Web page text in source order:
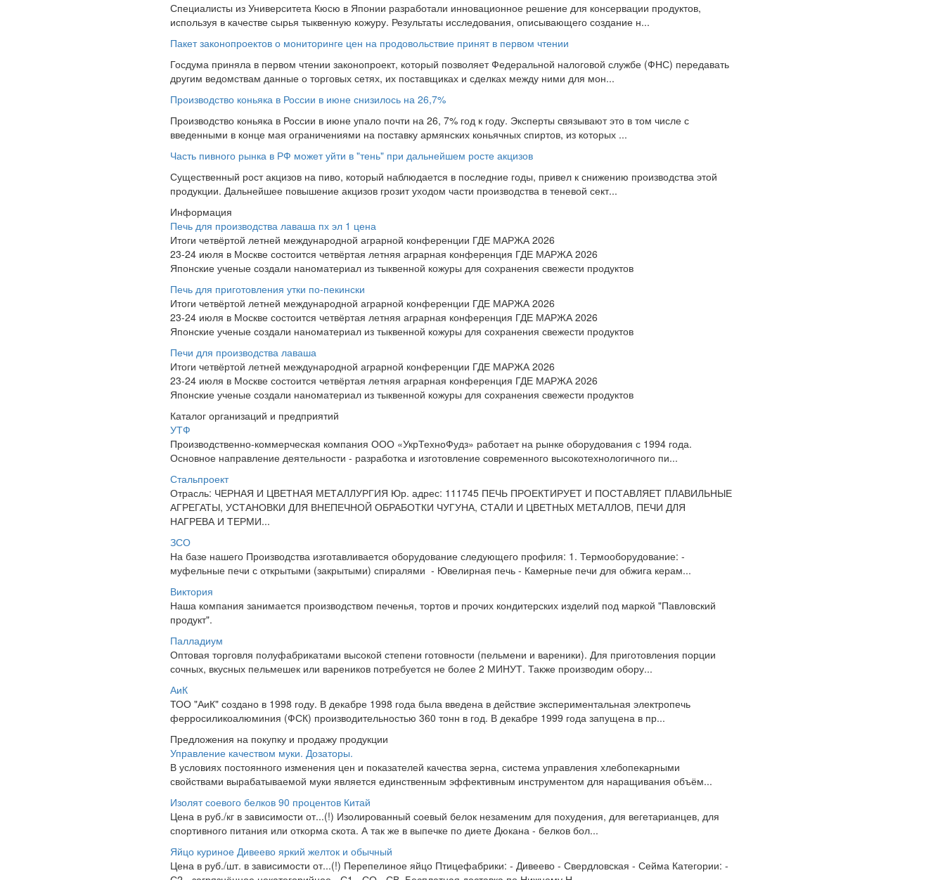
Специалисты из Университета Кюсю в Японии разработали инновационное решение для консервации продуктов,
используя в качестве сырья тыквенную кожуру. Результаты исследования, описывающего создание н...
Пакет законопроектов о мониторинге цен на продовольствие принят в первом чтении
Госдума приняла в первом чтении законопроект, который позволяет Федеральной налоговой службе (ФНС) передавать
другим ведомствам данные о торговых сетях, их поставщиках и сделках между ними для мон...
Производство коньяка в России в июне снизилось на 26,7%
Производство коньяка в России в июне упало почти на 26, 7% год к году. Эксперты связывают это в том числе с
введенными в конце мая ограничениями на поставку армянских коньячных спиртов, из которых ...
Часть пивного рынка в РФ может уйти в "тень" при дальнейшем росте акцизов
Существенный рост акцизов на пиво, который наблюдается в последние годы, привел к снижению производства этой
продукции. Дальнейшее повышение акцизов грозит уходом части производства в теневой сект...
Информация
Печь для производства лаваша пх эл 1 цена
Итоги четвёртой летней международной аграрной конференции ГДЕ МАРЖА 2026
23-24 июля в Москве состоится четвёртая летняя аграрная конференция ГДЕ МАРЖА 2026
Японские ученые создали наноматериал из тыквенной кожуры для сохранения свежести продуктов
Печь для приготовления утки по-пекински
Итоги четвёртой летней международной аграрной конференции ГДЕ МАРЖА 2026
23-24 июля в Москве состоится четвёртая летняя аграрная конференция ГДЕ МАРЖА 2026
Японские ученые создали наноматериал из тыквенной кожуры для сохранения свежести продуктов
Печи для производства лаваша
Итоги четвёртой летней международной аграрной конференции ГДЕ МАРЖА 2026
23-24 июля в Москве состоится четвёртая летняя аграрная конференция ГДЕ МАРЖА 2026
Японские ученые создали наноматериал из тыквенной кожуры для сохранения свежести продуктов
Каталог организаций и предприятий
УТФ
Производственно-коммерческая компания ООО «УкрТехноФудз» работает на рынке оборудования с 1994 года.
Основное направление деятельности - разработка и изготовление современного высокотехнологичного пи...
Стальпроект
Отрасль: ЧЕРНАЯ И ЦВЕТНАЯ МЕТАЛЛУРГИЯ Юр. адрес: 111745 ПЕЧЬ ПРОЕКТИРУЕТ И ПОСТАВЛЯЕТ ПЛАВИЛЬНЫЕ
АГРЕГАТЫ, УСТАНОВКИ ДЛЯ ВНЕПЕЧНОЙ ОБРАБОТКИ ЧУГУНА, СТАЛИ И ЦВЕТНЫХ МЕТАЛЛОВ, ПЕЧИ ДЛЯ
НАГРЕВА И ТЕРМИ...
ЗСО
На базе нашего Производства изготавливается оборудование следующего профиля: 1. Термооборудование: -
муфельные печи с открытыми (закрытыми) спиралями - Ювелирная печь - Камерные печи для обжига керам...
Виктория
Наша компания занимается производством печенья, тортов и прочих кондитерских изделий под маркой "Павловский
продукт".
Палладиум
Оптовая торговля полуфабрикатами высокой степени готовности (пельмени и вареники). Для приготовления порции
сочных, вкусных пельмешек или вареников потребуется не более 2 МИНУТ. Также производим обору...
АиК
ТОО "АиК" создано в 1998 году. В декабре 1998 года была введена в действие экспериментальная электропечь
ферросиликоалюминия (ФСК) производительностью 360 тонн в год. В декабре 1999 года запущена в пр...
Предложения на покупку и продажу продукции
Управление качеством муки. Дозаторы.
В условиях постоянного изменения цен и показателей качества зерна, система управления хлебопекарными
свойствами вырабатываемой муки является единственным эффективным инструментом для наращивания объём...
Изолят соевого белков 90 процентов Китай
Цена в руб./кг в зависимости от...(!) Изолированный соевый белок незаменим для похудения, для вегетарианцев, для
спортивного питания или откорма скота. А так же в выпечке по диете Дюкана - белков бол...
Яйцо куриное Дивеево яркий желток и обычный
Цена в руб./шт. в зависимости от...(!) Перепелиное яйцо Птицефабрики: - Дивеево - Свердловская - Сейма Категории: -